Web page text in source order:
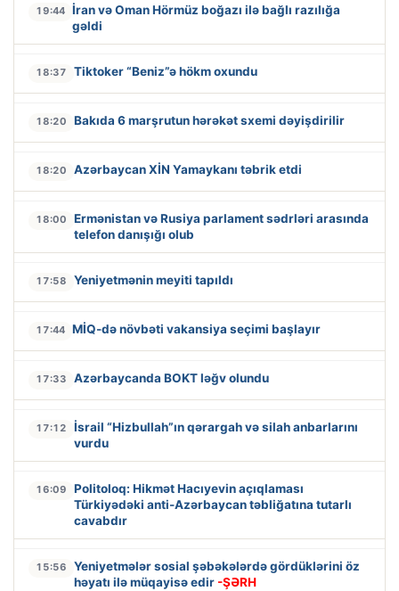
19:44 İran və Oman Hörmüz boğazı ilə bağlı razılığa
gəldi
18:37 Tiktoker “Beniz”ə hökm oxundu
18:20 Bakıda 6 marşrutun hərəkət sxemi dəyişdirilir
18:20 Azərbaycan XİN Yamaykanı təbrik etdi
18:00
Ermənistan və Rusiya parlament sədrləri arasında
telefon danışığı olub
17:58 Yeniyetmənin meyiti tapıldı
17:44 MİQ-də növbəti vakansiya seçimi başlayır
17:33 Azərbaycanda BOKT ləğv olundu
17:12
İsrail “Hizbullah”ın qərargah və silah anbarlarını
vurdu
16:09
Politoloq: Hikmət Hacıyevin açıqlaması
Türkiyədəki anti-Azərbaycan təbliğatına tutarlı
cavabdır
15:56
Yeniyetmələr sosial şəbəkələrdə gördüklərini öz
həyatı ilə müqayisə edir -ŞƏRH